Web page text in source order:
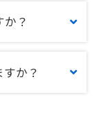
？
か？